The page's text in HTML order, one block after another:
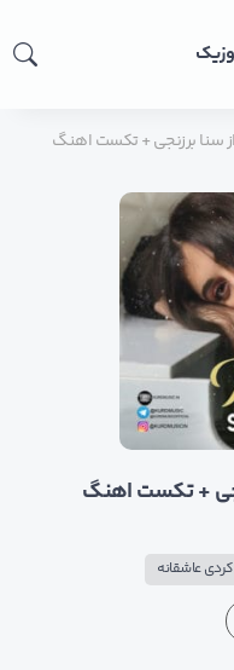
از سنا برزنجی + تکست اهنگ
+ تکست اهنگ
عاشقانه